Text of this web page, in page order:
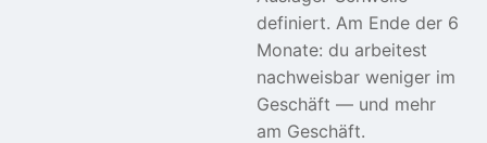
definiert. Am Ende der 6
Monate: du arbeitest
nachweisbar weniger im
Geschäft — und mehr
am Geschäft.